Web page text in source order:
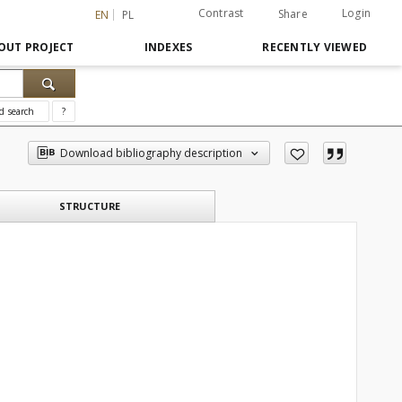
EN PL Contrast Share Login
PROJECT INDEXES RECENTLY VIEWED
search ?
Download bibliography description
STRUCTURE